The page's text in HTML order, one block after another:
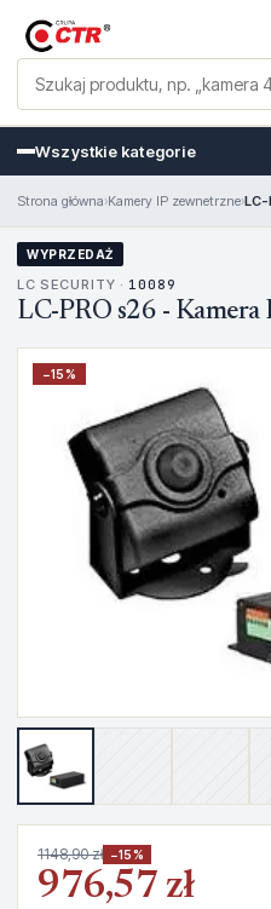
Wszystkie kategorie
Strona główna›Kamery IP zewnetrzne›LC-
WYPRZEDAŻ
LC SECURITY · 10089
LC-PRO s26 - Kamera
−15%
1148,90 zł −15%
976,57 zł